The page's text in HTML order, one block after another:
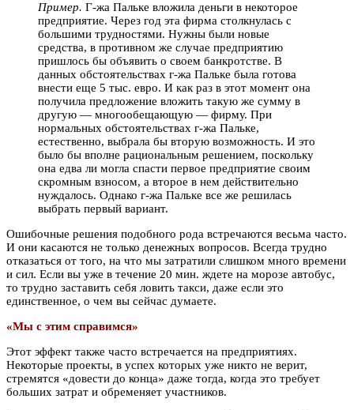
Пример. Г-жа Пальке вложила деньги в некоторое
предприятие. Через год эта фирма столкнулась с
большими трудностями. Нужны были новые
средства, в противном же случае предприятию
пришлось бы объявить о своем банкротстве. В
данных обстоятельствах г-жа Пальке была готова
внести еще 5 тыс. евро. И как раз в этот момент она
получила предложение вложить такую же сумму в
другую — многообещающую — фирму. При
нормальных обстоятельствах г-жа Пальке,
естественно, выбрала бы вторую возможность. И это
было бы вполне рациональным решением, поскольку
она едва ли могла спасти первое предприятие своим
скромным взносом, а второе в нем действительно
нуждалось. Однако г-жа Пальке все же решилась
выбрать первый вариант.
Ошибочные решения подобного рода встречаются весьма часто.
И они касаются не только денежных вопросов. Всегда трудно
отказаться от того, на что мы затратили слишком много времени
и сил. Если вы уже в течение 20 мин. ждете на морозе автобус,
то трудно заставить себя ловить такси, даже если это
единственное, о чем вы сейчас думаете.
«Мы с этим справимся»
Этот эффект также часто встречается на предприятиях.
Некоторые проекты, в успех которых уже никто не верит,
стремятся «довести до конца» даже тогда, когда это требует
больших затрат и обременяет участников.